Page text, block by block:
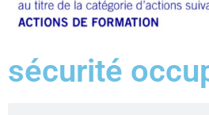
sécurité